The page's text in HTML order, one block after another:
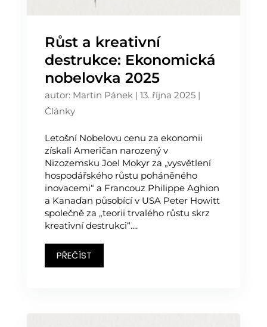
Růst a kreativní
destrukce: Ekonomická
nobelovka 2025
autor: Martin Pánek| 13. října 2025|
Články
Letošní Nobelovu cenu za ekonomii
získali Američan narozený v
Nizozemsku Joel Mokyr za „vysvětlení
hospodářského růstu poháněného
inovacemi“ a Francouz Philippe Aghion
a Kanaďan působící v USA Peter Howitt
společně za „teorii trvalého růstu skrz
kreativní destrukci“....
PŘEČÍST